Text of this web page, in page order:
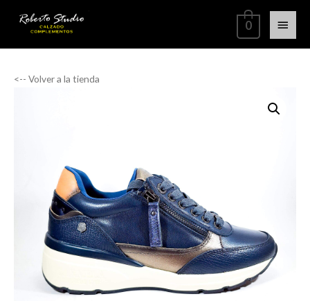
0
<-- Volver a la tienda